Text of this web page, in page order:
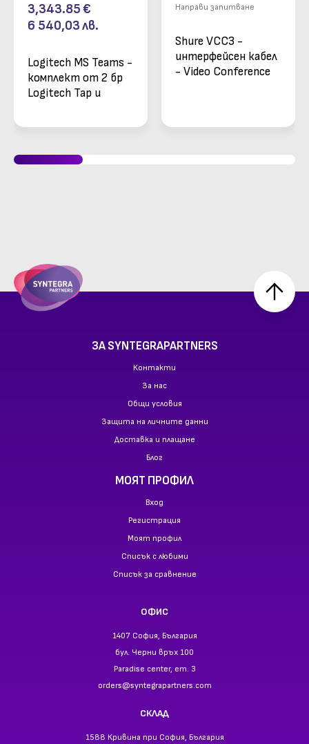
3,343.85€
6 540,03лв.
Logitech MS Teams -
комплект от 2 бр
Logitech Tap и
Направи запитване
Shure VCC3 -
интерфейсен кабел
- Video Conference
ЗА SYNTEGRAPARTNERS
Контакти
За нас
Общи условия
Защита на личните данни
Доставка и плащане
Блог
МОЯТ ПРОФИЛ
Вход
Регистрация
Моят профил
Списък с любими
Списък за сравнение
ОФИС
1407 София, България
бул. Черни връх 100
Paradise center, ет. 3
orders@syntegrapartners.com
СКЛАД
1588 Кривина при София, България